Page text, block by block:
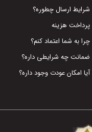
شرایط ارسال چطوره؟
پرداخت هزینه
چرا به شما اعتماد کنم؟
ضمانت چه شرایطی داره؟
آیا امکان عودت وجود داره؟